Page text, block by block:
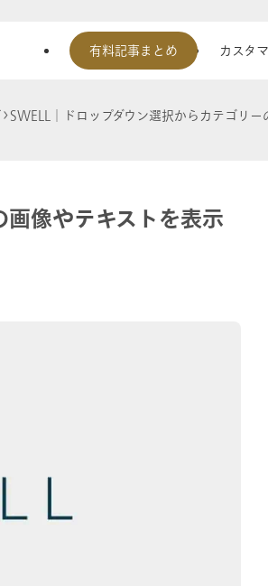
有料記事まとめ カスタ
SWELL│ドロップダウン選択からカテゴリ
像やテキストを表示